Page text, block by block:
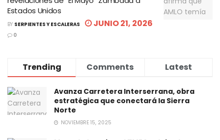
Estados Unidos
BY SERPIENTES Y ESCALERAS JUNIO 21, 2026
0
Trending Comments Latest
Avanza Carretera Interserrana, obra
estratégica que conectará la Sierra
Norte
NOVIEMBRE 15, 2025